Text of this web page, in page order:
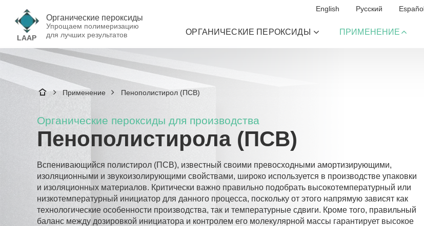
LAAP
Органические пероксиды
Упрощаем полимеризацию
для лучших результатов
English Русский Español
ОРГАНИЧЕСКИЕ ПЕРОКСИДЫ ПРИМЕНЕНИЕ
Применение Пенополистирол (ПСВ)
Органические пероксиды для производства
Пенополистирола (ПСВ)
Вспенивающийся полистирол (ПСВ), известный своими превосходными амортизирующими,
изоляционными и звукоизолирующими свойствами, широко используется в производстве упаковки
и изоляционных материалов. Критически важно правильно подобрать высокотемпературный или
низкотемпературный инициатор для данного процесса, поскольку от этого напрямую зависят как
технологические особенности производства, так и температурные сдвиги. Кроме того, правильный
баланс между дозировкой инициатора и контролем его молекулярной массы гарантирует высокое